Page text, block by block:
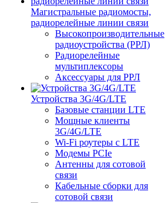
Магистральные радиомосты,
радиорелейные линии связи
Высокопроизводительные
радиоустройства (РРЛ)
Радиорелейные
мультиплексоры
Аксессуары для РРЛ
Устройства 3G/4G/LTE
Базовые станции LTE
Мощные клиенты
3G/4G/LTE
Wi-Fi роутеры с LTE
Модемы PCIe
Антенны для сотовой
связи
Кабельные сборки для
сотовой связи